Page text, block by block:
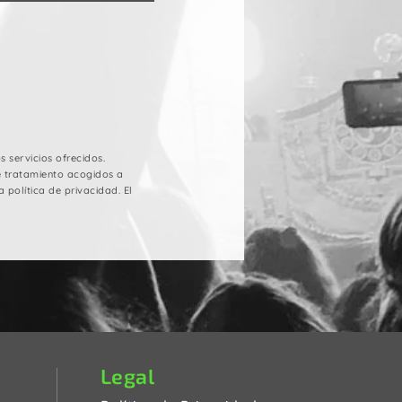
servicios ofrecidos.
tratamiento acogidos a
política de privacidad. El
Legal